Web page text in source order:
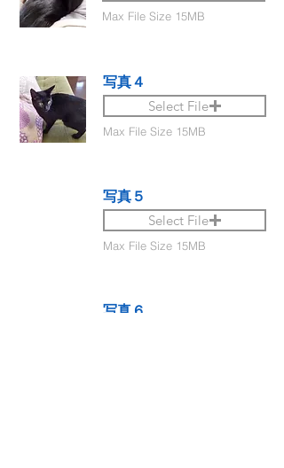
Max File Size 15MB
写真４
Select File
Max File Size 15MB
写真５
Select File
Max File Size 15MB
写真６